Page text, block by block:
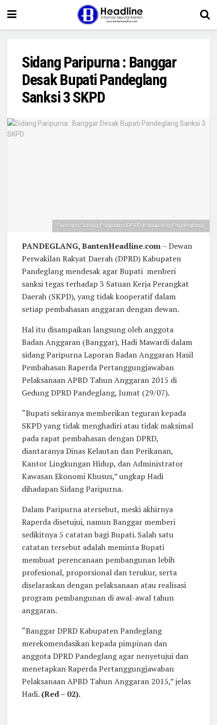
Sidang Paripurna : Banggar
Desak Bupati Pandeglang
Sanksi 3 SKPD
Suasana Sidang Paripurna DPRD Kabupaten Pandeglang.
PANDEGLANG, BantenHeadline.com– Dewan
Perwakilan Rakyat Daerah (DPRD) Kabupaten
Pandeglang mendesak agar Bupati menberi
sanksi tegas terhadap 3 Satuan Kerja Perangkat
Daerah (SKPD), yang tidak kooperatif dalam
setiap pembahasan anggaran dengan dewan.
Hal itu disampaikan langsung oleh anggota
Badan Anggaran (Banggar), Hadi Mawardi dalam
sidang Paripurna Laporan Badan Anggaran Hasil
Pembahasan Raperda Pertanggungjawaban
Pelaksanaan APBD Tahun Anggaran 2015 di
Gedung DPRD Pandeglang, Jumat (29/07).
“Bupati sekiranya memberikan teguran kepada
SKPD yang tidak menghadiri atau tidak maksimal
pada rapat pembahasan dengan DPRD,
diantaranya Dinas Kelautan dan Perikanan,
Kantor Lingkungan Hidup, dan Administrator
Kawasan Ekonomi Khusus,” ungkap Hadi
dihadapan Sidang Paripurna.
Dalam Paripurna atersebut, meski akhirnya
Raperda disetujui, namun Banggar memberi
sedikitnya 5 catatan bagi Bupati. Salah satu
catatan tersebut adalah meminta Bupati
membuat perencanaan pembangunan lebih
profesional, proporsional dan terukur, serta
diselaraskan dengan pelaksanaan atau realisasi
program pembangunan di awal-awal tahun
anggaran.
“Banggar DPRD Kabupaten Pandeglang
merekomendasikan kepada pimpinan dan
anggota DPRD Pandeglang agar nenyetujui dan
menetapkan Raperda Pertanggungjawaban
Pelaksanaan APBD Tahun Anggaran 2015,” jelas
Hadi. (Red – 02).